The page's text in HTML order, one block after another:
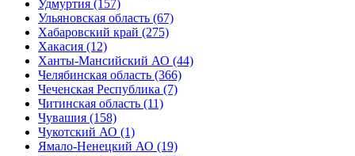
Удмуртия (157)
Ульяновская область (67)
Хабаровский край (275)
Хакасия (12)
Ханты-Мансийский АО (44)
Челябинская область (366)
Чеченская Республика (7)
Читинская область (11)
Чувашия (158)
Чукотский АО (1)
Ямало-Ненецкий АО (19)